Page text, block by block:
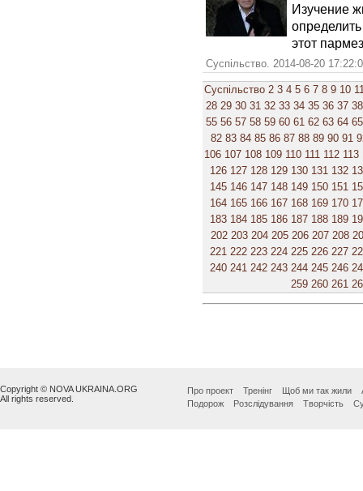
Изучение
этот
Суспільство. 2014-08-20
Суспільство 2 3 4 5 6 7 8 9 10
28 29 30 31 32 33 34 35 36 37 38
55 56 57 58 59 60 61 62 63 64 65
82 83 84 85 86 87 88 89 90 91
106 107 108 109 110 111 112 113
126 127 128 129 130 131 132
145 146 147 148 149 150 151
164 165 166 167 168 169 170
183 184 185 186 187 188 189
202 203 204 205 206 207 208
221 222 223 224 225 226 227
240 241 242 243 244 245 246
259 260 261
Copyright © NOVA UKRAINA.ORG
All rights reserved.
Про проект Тренінг Щоб ми так жили
Подорож
Розслідування Творчість